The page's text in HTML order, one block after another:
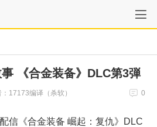
《合金装备》DLC第3弾
17173编译（杀软） 0
信《合金装备 崛起：复仇》DLC